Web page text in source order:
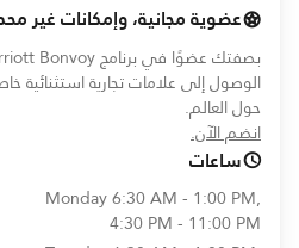
عضوية مجانية، وإمكانات غير
الوصول إلى علامات تجارية استثنائية
حول العالم.
انضم الآن.
ساعات
Monday6:30 AM - 1:00 PM,
4:30 PM - 11:00 PM